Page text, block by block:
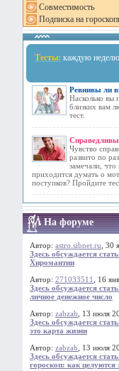
Совместимость
Подписка на
Тесты: каждую
Ревнивы ли
Насколько вы
близких вам
тест.
Чувство
развито по
замечали, что
приходится думать о
поступков? Пройдите
На форуме
Автор: astro.sibnet.ru , 30
Здесь обсуждается
Хиромантии
Автор: 271033511
, 16
Здесь обсуждается
личное денежное число
Автор: zabzab , 13 июля
Здесь обсуждается
это карта жизни
Автор: zabzab , 13 июля
Здесь обсуждается
гороскоп: как целуются